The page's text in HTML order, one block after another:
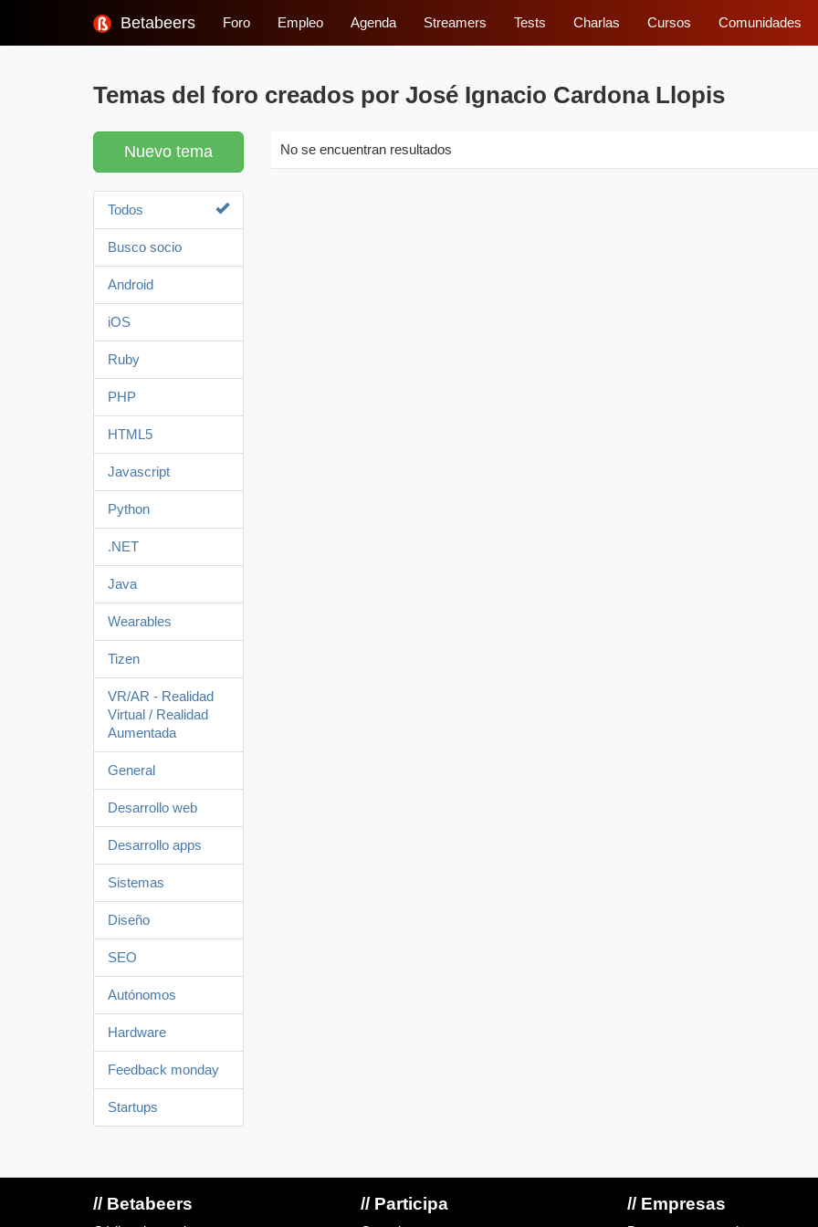
Betabeers Foro Empleo Agenda Streamers Tests Charlas Cursos Comunidades
Temas del foro creados por José Ignacio Cardona Llopis
Nuevo tema
Todos
Busco socio
Android
iOS
Ruby
PHP
HTML5
Javascript
Python
.NET
Java
Wearables
Tizen
VR/AR - Realidad
Virtual / Realidad
Aumentada
General
Desarrollo web
Desarrollo apps
Sistemas
Diseño
SEO
Autónomos
Hardware
Feedback monday
Startups
No se encuentran resultados
// Betabeers // Participa // Empresas